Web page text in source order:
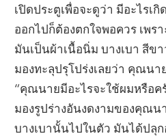
เปิดประตูเพื่อจะดูว่า มีอะไรเ
ออกไปก็ต้องตกใจพอควร เพ
มันเป็นผ้าเนื้อนิ่ม บางเบา สีข
มองทะลุปรุโปร่งเลยว่า คุณนา
“คุณนายมีอะไรจะใช้ผมหรือ
มองรูปร่างอันงดงามของคุณน
บางเบานั้นไปในตัว มันได้ปลุ